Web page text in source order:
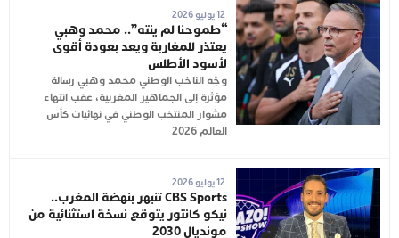
12 يوليو 2026
“طموحنا لم ينته”.. محمد وهبي
يعتذر للمغاربة ويعد بعودة أقوى
لأسود الأطلس
وجّه الناخب الوطني محمد وهبي رسالة
مؤثرة إلى الجماهير المغربية، عقب انتهاء
مشوار المنتخب الوطني في نهائيات كأس
العالم 2026
12 يوليو 2026
CBS Sports تنبهر بنهضة المغرب..
نيكو كانتور يتوقع نسخة استثنائية من
مونديال 2030